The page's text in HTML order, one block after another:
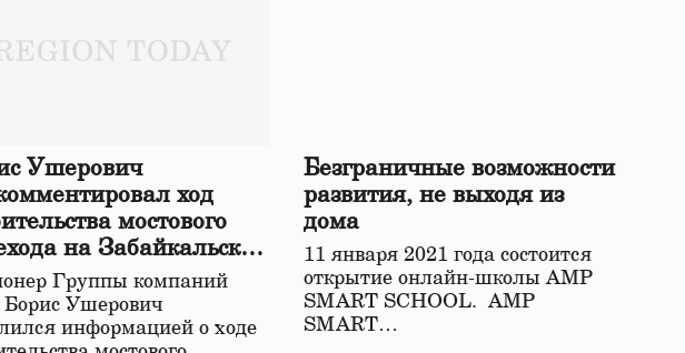
Ушерович
ход
мостового
на Забайкальской
дороге
Группы компаний
Борис Ушерович
информацией о ходе
Безграничные возможности
развития, не выходя из
дома
11 января 2021 года состоится
открытие онлайн-школы АМР
SMART SCHOOL. АМР
SMART…